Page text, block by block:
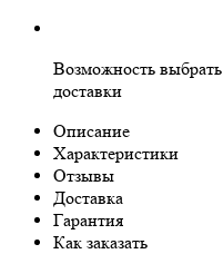
Возможность выбрать
доставки
Описание
Характеристики
Отзывы
Доставка
Гарантия
Как заказать